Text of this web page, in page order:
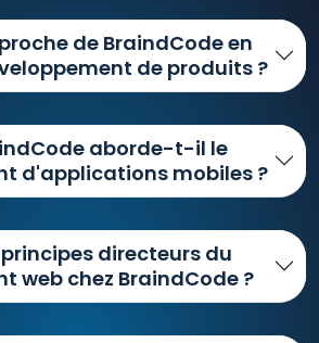
de BraindCode en
de produits ?
aborde-t-il le
d'applications mobiles ?
directeurs du
web chez BraindCode ?